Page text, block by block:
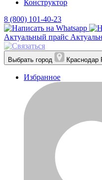
Конструктор
8 (800) 101-40-23
Актуальный прайс
Выбрать город Краснодар
Избранное